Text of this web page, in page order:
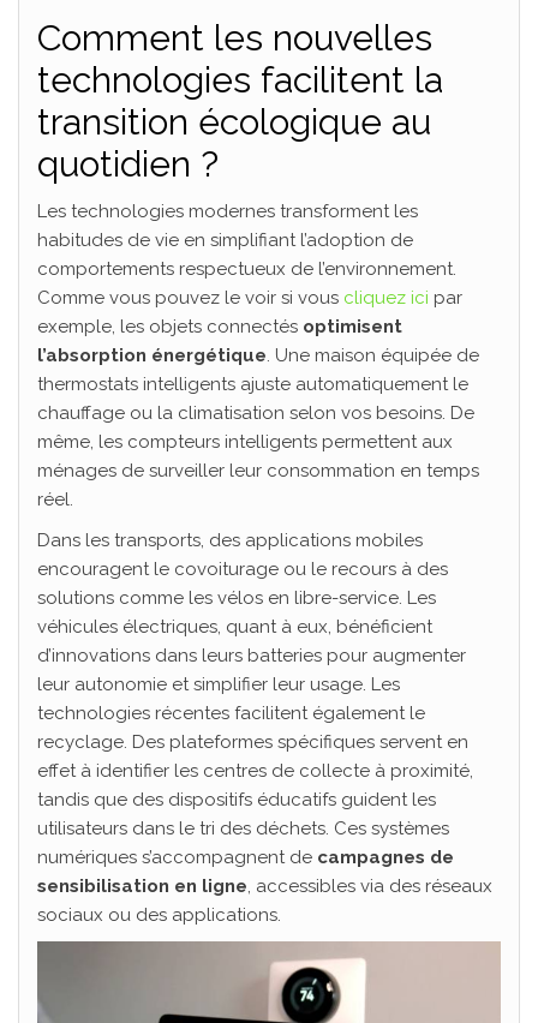
Comment les nouvelles
technologies facilitent la
transition écologique au
quotidien ?
Les technologies modernes transforment les
habitudes de vie en simplifiant l’adoption de
comportements respectueux de l’environnement.
Comme vous pouvez le voir si vous cliquez ici par
exemple, les objets connectés optimisent
l’absorption énergétique. Une maison équipée de
thermostats intelligents ajuste automatiquement le
chauffage ou la climatisation selon vos besoins. De
même, les compteurs intelligents permettent aux
ménages de surveiller leur consommation en temps
réel.
Dans les transports, des applications mobiles
encouragent le covoiturage ou le recours à des
solutions comme les vélos en libre-service. Les
véhicules électriques, quant à eux, bénéficient
d’innovations dans leurs batteries pour augmenter
leur autonomie et simplifier leur usage. Les
technologies récentes facilitent également le
recyclage. Des plateformes spécifiques servent en
effet à identifier les centres de collecte à proximité,
tandis que des dispositifs éducatifs guident les
utilisateurs dans le tri des déchets. Ces systèmes
numériques s’accompagnent de campagnes de
sensibilisation en ligne, accessibles via des réseaux
sociaux ou des applications.